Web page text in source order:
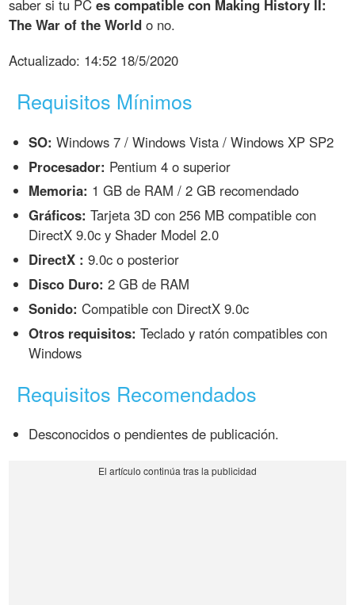
saber si tu PCes compatible con Making History II:
The War of the World o no.
Actualizado: 14:52 18/5/2020
Requisitos Mínimos
SO: Windows 7 / Windows Vista / Windows XP SP2
Procesador: Pentium 4 o superior
Memoria: 1 GB de RAM / 2 GB recomendado
Gráficos: Tarjeta 3D con 256 MB compatible con
DirectX 9.0c y Shader Model 2.0
DirectX : 9.0c o posterior
Disco Duro: 2 GB de RAM
Sonido: Compatible con DirectX 9.0c
Otros requisitos: Teclado y ratón compatibles con
Windows
Requisitos Recomendados
Desconocidos o pendientes de publicación.